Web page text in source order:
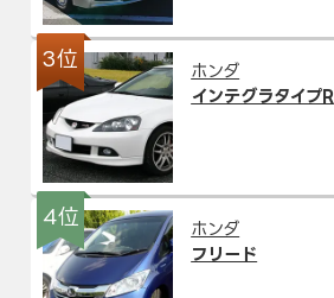
3位
ホンダ
インテグラタイプR
4位
ホンダ
フリード